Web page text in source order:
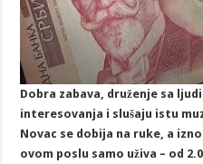
Dobra zabava, druženje sa
interesovanja i slušaju istu
Novac se dobija na ruke, a
ovom poslu samo uživa – od